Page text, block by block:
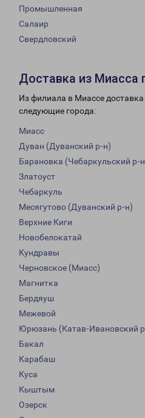
Промышленная
Салаир
Свердловский
Доставка из Миасса
Из филиала в Миассе доставка
следующие города:
Миасс
Дуван (Дуванский р-н)
Барановка (Чебаркульский р-
Златоуст
Чебаркуль
Месягутово (Дуванский р-н)
Верхние Киги
Новобелокатай
Кундравы
Черновское (Миасс)
Магнитка
Бердяуш
Межевой
Юрюзань (Катав-Ивановский
Бакал
Карабаш
Куса
Кыштым
Озерск